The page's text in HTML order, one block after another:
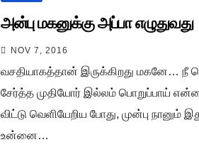
அன்பு மகனுக்கு அப்பா எழுதுவது
NOV 7, 2016
வசதியாகத்தான் இருக்கிறது மகனே… நீ
சேர்த்த முதியோர் இல்லம் பொறுப்பாய்
விட்டு வெளியேறிய போது, முன்பு நானும்
உன்னை…